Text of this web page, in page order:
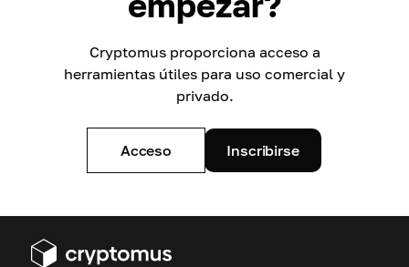
Cryptomus proporciona acceso a
herramientas útiles para uso comercial y
privado.
Acceso Inscribirse